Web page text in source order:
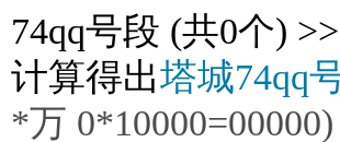
74qq号段 (共0个) >>
计算得出塔城74qq
*万 0*10000=00000)